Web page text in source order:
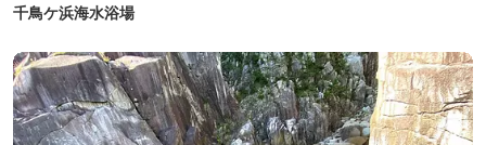
千鳥ケ浜海水浴場